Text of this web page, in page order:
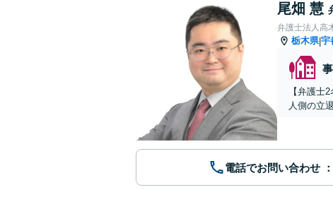
尾畑 慧
弁護士法人高
栃木県|宇
【弁護士
人側の立
電話でお問い合わせ